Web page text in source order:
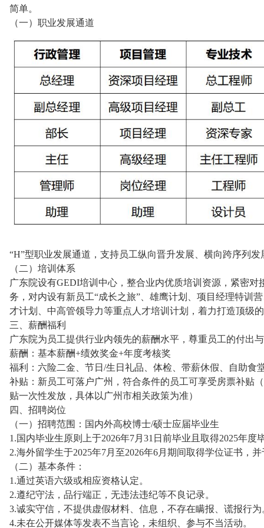
简单。
（一）职业发展通道
“H”型职业发展通道，支持员工纵向晋升发展、横向跨序列发
（二）培训体系
广东院设有GEDI培训中心，整合业内优质培训资源，紧密
务，对内设有新员工“成长之旅”、雄鹰计划、项目经理特训
才计划、中高管领导力等重点人才培训计划，着力打造顶级
三、薪酬福利
广东院为员工提供行业内领先的薪酬水平，尊重员工的付出
薪酬：基本薪酬+绩效奖金+年度考核奖
福利：六险二金、节日/生日礼品、体检、带薪休假、自助食
补贴：新员工可落户广州，符合条件的员工可享受房票补贴
贴一次性发放，具体以广州市相关政策为准）
四、招聘岗位
（一）招聘范围：国内外高校博士/硕士应届毕业生
1.国内毕业生原则上于2026年7月31日前毕业且取得2025年度
2.海外留学生于2025年7月至2026年6月期间取得学位证书，
（二）基本条件：
1.通过英语六级或相应资格认定。
2.遵纪守法，品行端正，无违法违纪等不良记录。
3.诚实守信，不提供虚假材料、信息，不存在瞒报、谎报行为
4.未在公开媒体等发表不当言论，未组织、参与不当活动。